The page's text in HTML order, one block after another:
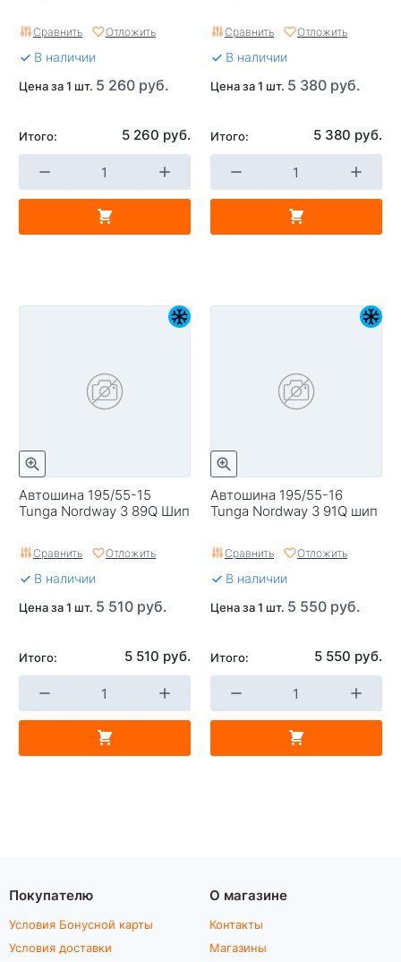
Сравнить Отложить
В наличии
Цена за 1 шт. 5 260 руб.
Итого: 5 260 руб.
Сравнить Отложить
В наличии
Цена за 1 шт. 5 380 руб.
Итого: 5 380 руб.
Автошина 195/55-15
Tunga Nordway 3 89Q Шип
Сравнить Отложить
В наличии
Цена за 1 шт. 5 510 руб.
Итого: 5 510 руб.
Автошина 195/55-16
Tunga Nordway 3 91Q шип
Сравнить Отложить
В наличии
Цена за 1 шт. 5 550 руб.
Итого: 5 550 руб.
Покупателю
Условия Бонусной карты
Условия доставки
О магазине
Контакты
Магазины